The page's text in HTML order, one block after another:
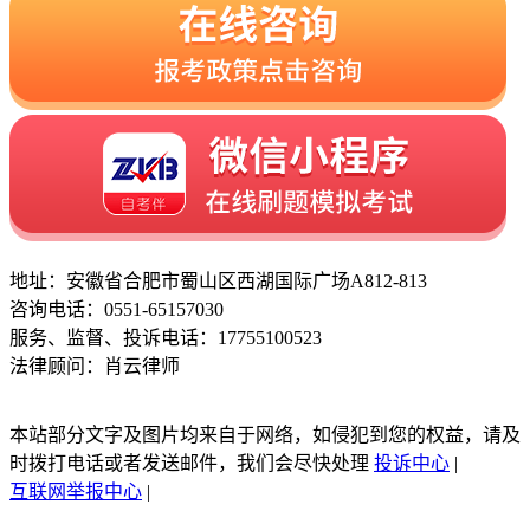
地址：安徽省合肥市蜀山区西湖国际广场A812-813
咨询电话：0551-65157030
服务、监督、投诉电话：17755100523
法律顾问：肖云律师
本站部分文字及图片均来自于网络，如侵犯到您的权益，请及
时拨打电话或者发送邮件，我们会尽快处理 投诉中心 |
互联网举报中心 |